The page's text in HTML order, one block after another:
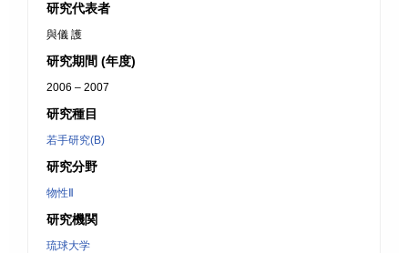
研究代表者
與儀 護
研究期間 (年度)
2006 – 2007
研究種目
若手研究(B)
研究分野
物性Ⅱ
研究機関
琉球大学